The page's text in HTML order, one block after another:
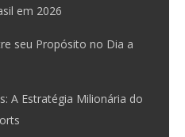
em 2026
seu Propósito no Dia a
A Estratégia Milionária do